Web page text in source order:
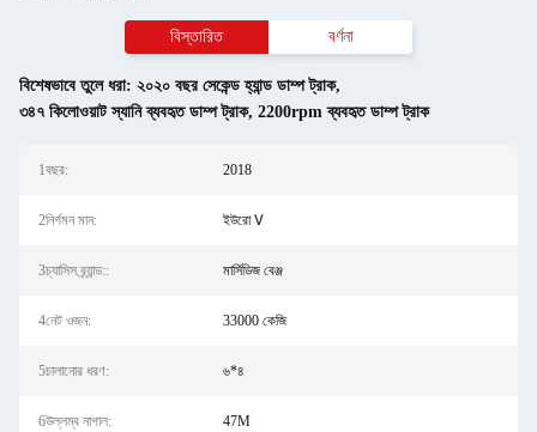
বিস্তারিত বর্ণনা
বিশেষভাবে তুলে ধরা: ২০২০ বছর সেকেন্ড হ্যান্ড ডাম্প ট্রাক,
৩৪৭ কিলোওয়াট স্যানি ব্যবহৃত ডাম্প ট্রাক, 2200rpm ব্যবহৃত ডাম্প ট্রাক
1বছর: 2018
2নির্গমন মান: ইউরো Ⅴ
3চ্যাসিস ব্র্যান্ড:: মার্সিডিজ বেঞ্জ
4নেট ওজন: 33000 কেজি
5চালানোর ধরণ: ৬*৪
6উল্লম্ব নাগাল: 47M